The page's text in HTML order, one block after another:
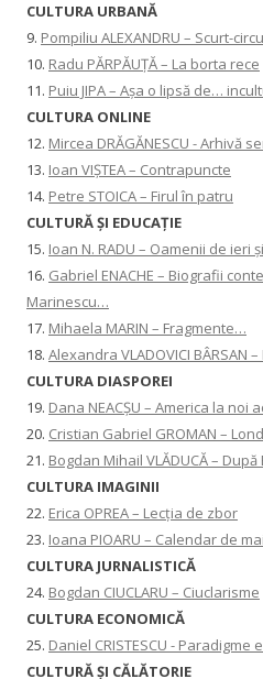
CULTURA URBANĂ
9. Pompiliu ALEXANDRU – Scurt-
10. Radu PĂRPĂUȚĂ – La borta rece
11. Puiu JIPA – Așa o lipsă de…
CULTURA ONLINE
12. Mircea DRĂGĂNESCU - Arhivă
13. Ioan VIȘTEA – Contrapuncte
14. Petre STOICA – Firul în patru
CULTURĂ ŞI EDUCAŢIE
15. Ioan N. RADU – Oamenii de ieri
16. Gabriel ENACHE – Biografii
Marinescu…
17. Mihaela MARIN – Fragmente…
18. Alexandra VLADOVICI BÂRSAN
CULTURA DIASPOREI
19. Dana NEACȘU – America la noi
20. Cristian Gabriel GROMAN –
21. Bogdan Mihail VLĂDUCĂ –
CULTURA IMAGINII
22. Erica OPREA – Lecția de zbor
23. Ioana PIOARU – Calendar de mai
CULTURA JURNALISTICĂ
24. Bogdan CIUCLARU – Ciuclarisme
CULTURA ECONOMICĂ
25. Daniel CRISTESCU - Paradigme
CULTURĂ ȘI CĂLĂTORIE